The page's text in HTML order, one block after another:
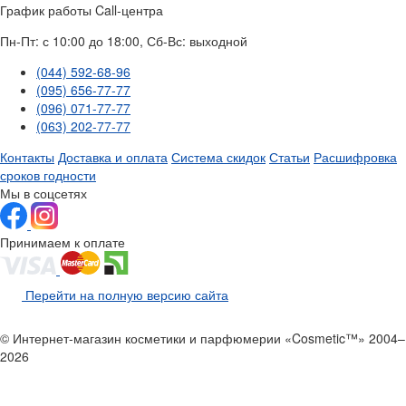
График работы Call-центра
Пн-Пт: с 10:00 до 18:00, Сб-Вс: выходной
(044) 592-68-96
(095) 656-77-77
(096) 071-77-77
(063) 202-77-77
Контакты Доставка и оплата Система скидок Статьи Расшифровка
сроков годности
Мы в соцсетях
Принимаем к оплате
Перейти на полную версию сайта
© Интернет-магазин косметики и парфюмерии «Cosmetic™» 2004–
2026